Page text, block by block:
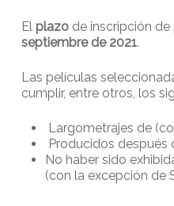
El plazode inscripción de
septiembre de 2021.
Las películas
cumplir, entre otros, los
Largometrajes de
Producidos después
No haber sido
(con la excepción de